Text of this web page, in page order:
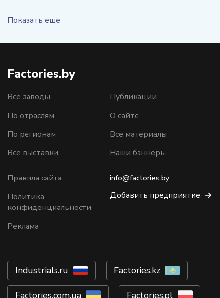
Показать еще
Factories.by
Все заводы
По отраслям
По регионам
Все выставки
Публикации
О сайте
Все материалы
Наши баннеры
Правила сайта
Политика
конфиденциальности
Реклама
info@factories.by
Добавить предприятие
Industrials.ru Factories.kz
Factories.com.ua Factories.pl